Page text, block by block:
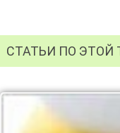
СТАТЬИ ПО ЭТОЙ